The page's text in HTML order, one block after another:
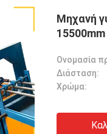
Μηχανή
Διάσταση:
Χρώμα: